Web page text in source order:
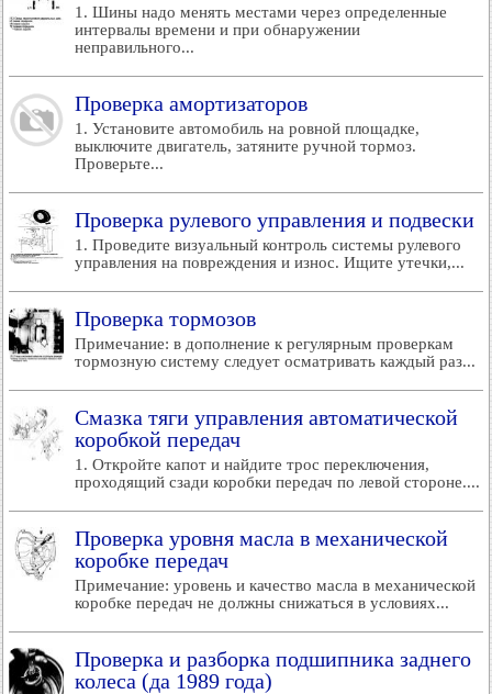
1. Шины надо менять местами через определенные
интервалы времени и при обнаружении
неправильного...
Проверка амортизаторов
1. Установите автомобиль на ровной площадке,
выключите двигатель, затяните ручной тормоз.
Проверьте...
Проверка рулевого управления и подвески
1. Проведите визуальный контроль системы рулевого
управления на повреждения и износ. Ищите утечки,...
Проверка тормозов
Примечание: в дополнение к регулярным проверкам
тормозную систему следует осматривать каждый раз...
Смазка тяги управления автоматической
коробкой передач
1. Откройте капот и найдите трос переключения,
проходящий сзади коробки передач по левой стороне....
Проверка уровня масла в механической
коробке передач
Примечание: уровень и качество масла в механической
коробке передач не должны снижаться в условиях...
Проверка и разборка подшипника заднего
колеса (да 1989 года)